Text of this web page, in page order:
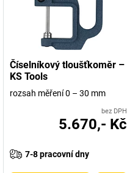
Číselníkový tloušťkoměr –
KS Tools
rozsah měření 0 – 30 mm
bez DPH
5.670,- Kč
7-8 pracovní dny